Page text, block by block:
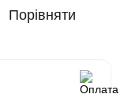
Порівняти